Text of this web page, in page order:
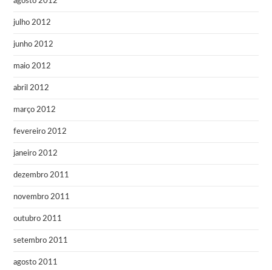
julho 2012
junho 2012
maio 2012
abril 2012
março 2012
fevereiro 2012
janeiro 2012
dezembro 2011
novembro 2011
outubro 2011
setembro 2011
agosto 2011